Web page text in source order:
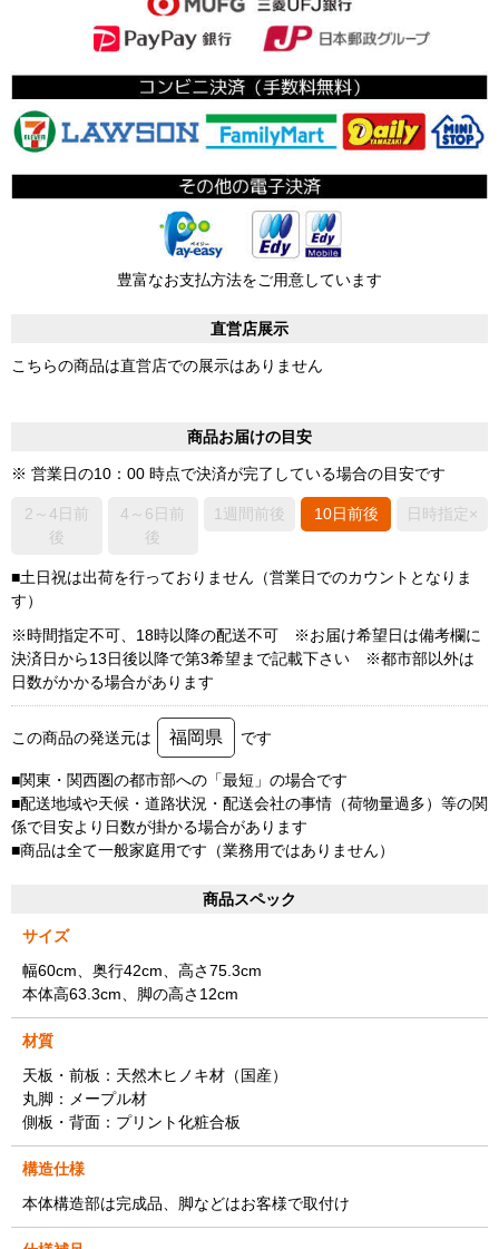
豊富なお支払方法をご用意しています
直営店展示
こちらの商品は直営店での展示はありません
商品お届けの目安
※ 営業日の10：00 時点で決済が完了している場合の目安です
2～4日前
後
4～6日前
後
1週間前後 10日前後 日時指定×
■土日祝は出荷を行っておりません（営業日でのカウントとなりま
す）
※時間指定不可、18時以降の配送不可 ※お届け希望日は備考欄に
決済日から13日後以降で第3希望まで記載下さい ※都市部以外は
日数がかかる場合があります
この商品の発送元は 福岡県 です
■関東・関西圏の都市部への「最短」の場合です
■配送地域や天候・道路状況・配送会社の事情（荷物量過多）等の関
係で目安より日数が掛かる場合があります
■商品は全て一般家庭用です（業務用ではありません）
商品スペック
サイズ
幅60cm、奥行42cm、高さ75.3cm
本体高63.3cm、脚の高さ12cm
材質
天板・前板：天然木ヒノキ材（国産）
丸脚：メープル材
側板・背面：プリント化粧合板
構造仕様
本体構造部は完成品、脚などはお客様で取付け